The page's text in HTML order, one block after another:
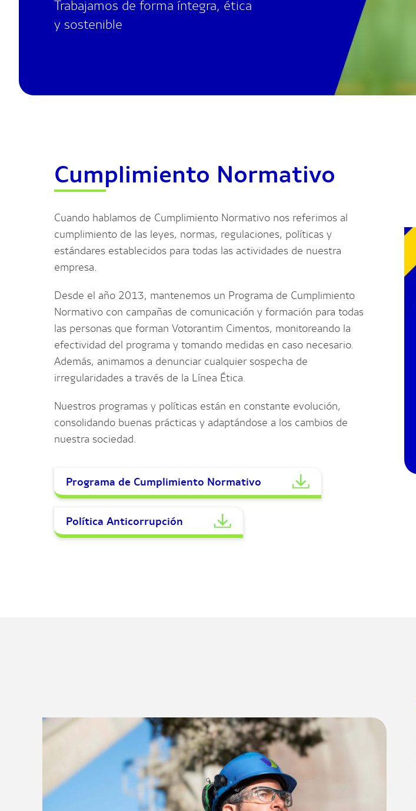
Trabajamos de forma íntegra, ética
y sostenible
Cumplimiento Normativo
Cuando hablamos de Cumplimiento Normativo nos referimos al
cumplimiento de las leyes, normas, regulaciones, políticas y
estándares establecidos para todas las actividades de nuestra
empresa.
Desde el año 2013, mantenemos un Programa de Cumplimiento
Normativo con campañas de comunicación y formación para todas
las personas que forman Votorantim Cimentos, monitoreando la
efectividad del programa y tomando medidas en caso necesario.
Además, animamos a denunciar cualquier sospecha de
irregularidades a través de la Línea Ética.
Nuestros programas y políticas están en constante evolución,
consolidando buenas prácticas y adaptándose a los cambios de
nuestra sociedad.
Programa de Cumplimiento Normativo
Política Anticorrupción